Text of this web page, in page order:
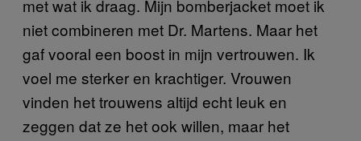
met wat ik draag. Mijn bomberjacket moet ik
niet combineren met Dr. Martens. Maar het
gaf vooral een boost in mijn vertrouwen. Ik
voel me sterker en krachtiger. Vrouwen
vinden het trouwens altijd echt leuk en
zeggen dat ze het ook willen, maar het